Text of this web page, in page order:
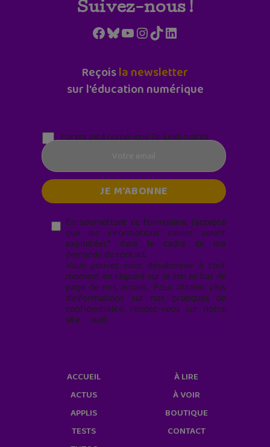
Suivez-nous !
Facebook
Bluesky
YouTube
Instagram
TikTokLinkedIn
Reçoisla newsletter
sur l'éducation numérique
Parentalité numérique (le lundi matin)
En soumettant ce formulaire, j’accepte
que les informations saisies soient
exploitées* dans le cadre de ma
demande de contact.
Vous pouvez vous désabonner à tout
moment en cliquant sur le lien en bas de
page de nos emails. Pour obtenir plus
d'informations sur nos pratiques de
confidentialité, rendez-vous sur notre
site web
ACCUEIL
ACTUS
APPLIS
TESTS
À LIRE
À VOIR
BOUTIQUE
CONTACT